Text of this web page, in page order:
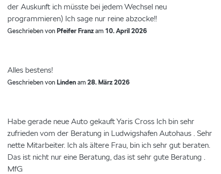
der Auskunft ich müsste bei jedem Wechsel neu
programmieren) Ich sage nur reine abzocke!!
Geschrieben vonPfeifer Franzam 10. April 2026
Alles bestens!
Geschrieben vonLindenam28. März 2026
Habe gerade neue Auto gekauft Yaris Cross Ich bin sehr
zufrieden vom der Beratung in Ludwigshafen Autohaus . Sehr
nette Mitarbeiter. Ich als ältere Frau, bin ich sehr gut beraten.
Das ist nicht nur eine Beratung, das ist sehr gute Beratung .
MfG